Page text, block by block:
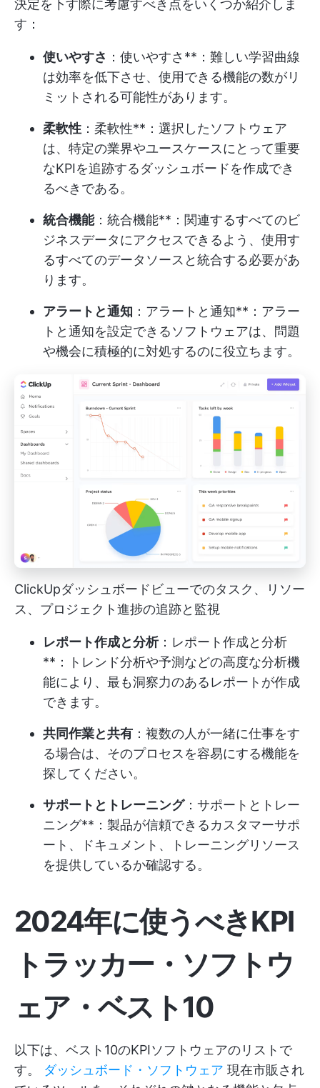
決定を下す際に考慮すべき点をいくつか紹介しま
す：
使いやすさ ：使いやすさ**：難しい学習曲線
は効率を低下させ、使用できる機能の数がリ
ミットされる可能性があります。
柔軟性 ：柔軟性**：選択したソフトウェア
は、特定の業界やユースケースにとって重要
なKPIを追跡するダッシュボードを作成でき
るべきである。
統合機能：統合機能**：関連するすべてのビ
ジネスデータにアクセスできるよう、使用す
るすべてのデータソースと統合する必要があ
ります。
アラートと通知 ：アラートと通知**：アラー
トと通知を設定できるソフトウェアは、問題
や機会に積極的に対処するのに役立ちます。
ClickUpダッシュボードビューでのタスク、リソー
ス、プロジェクト進捗の追跡と監視
レポート作成と分析：レポート作成と分析
**：トレンド分析や予測などの高度な分析機
能により、最も洞察力のあるレポートが作成
できます。
共同作業と共有 ：複数の人が一緒に仕事をす
る場合は、そのプロセスを容易にする機能を
探してください。
サポートとトレーニング：サポートとトレー
ニング**：製品が信頼できるカスタマーサポ
ート、ドキュメント、トレーニングリソース
を提供しているか確認する。
2024年に使うべきKPI
トラッカー・ソフトウ
ェア・ベスト10
以下は、ベスト10のKPIソフトウェアのリストで
す。 ダッシュボード・ソフトウェア 現在市販され